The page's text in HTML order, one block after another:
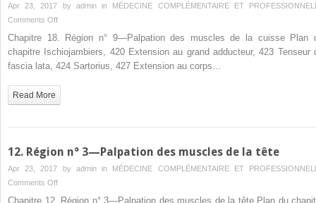
Apr 23, 2017 by adminin MÉDECINE COMPLÉMENTAIRE ET
Comments Offon
18.
Région
n°
Palpation
cuisse
Chapitre 18. Région n° 9—Palpation des muscles de la cuisse Plan
chapitre Ischiojambiers, 420 Extension au grand adducteur, 423 Tenseur
fascia lata, 424 Sartorius, 427 Extension au corps…
Read More
12. Région n° 3—Palpation des muscles de la tête
Apr 23, 2017 by adminin MÉDECINE COMPLÉMENTAIRE ET
Comments Offon
12.
Chapitre 12. Région n° 3—Palpation des muscles de la tête Plan du